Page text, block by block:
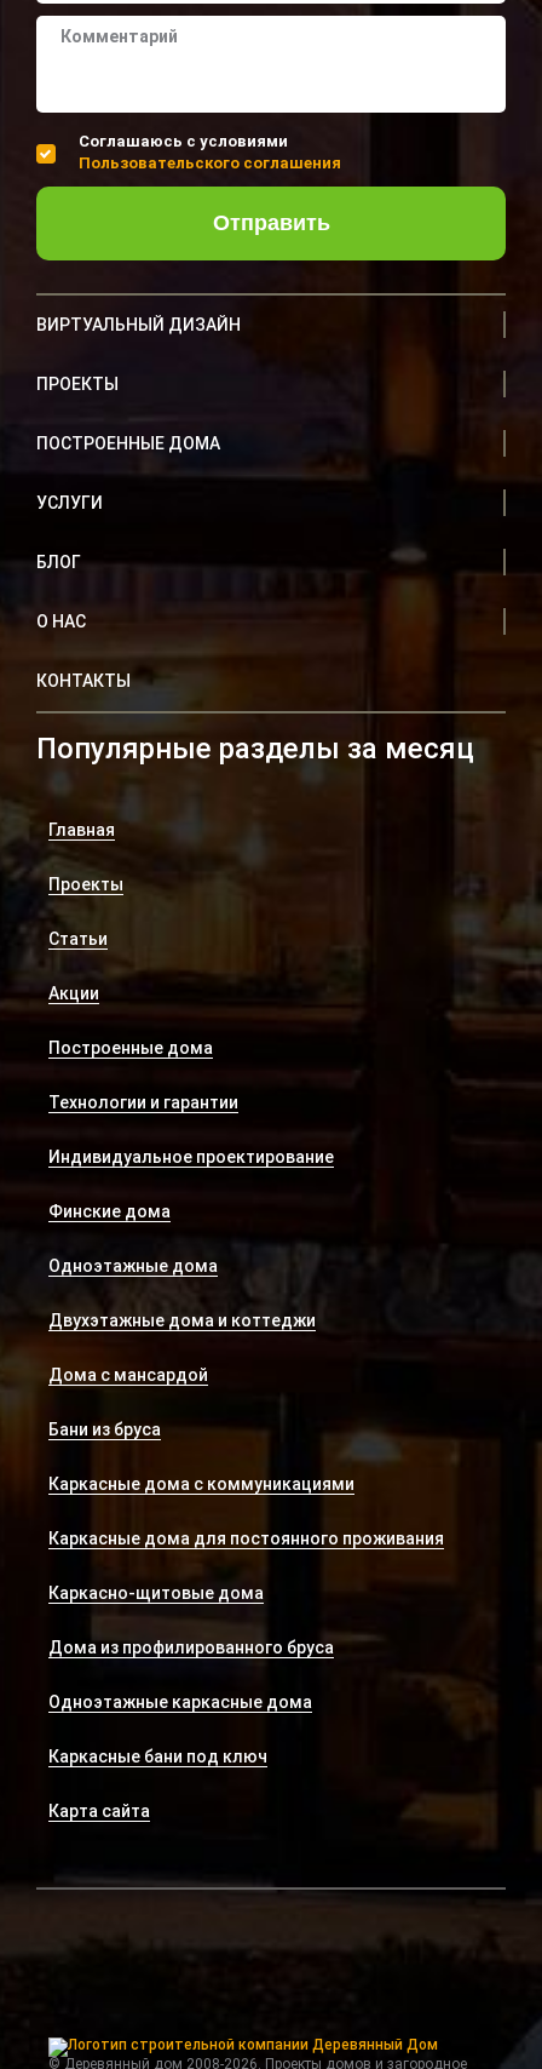
Соглашаюсь с условиями
Пользовательского соглашения
Отправить
ВИРТУАЛЬНЫЙ ДИЗАЙН
ПРОЕКТЫ
ПОСТРОЕННЫЕ ДОМА
УСЛУГИ
БЛОГ
О НАС
КОНТАКТЫ
Популярные разделы за месяц
Главная
Проекты
Статьи
Акции
Построенные дома
Технологии и гарантии
Индивидуальное проектирование
Финские дома
Одноэтажные дома
Двухэтажные дома и коттеджи
Дома с мансардой
Бани из бруса
Каркасные дома с коммуникациями
Каркасные дома для постоянного проживания
Каркасно-щитовые дома
Дома из профилированного бруса
Одноэтажные каркасные дома
Каркасные бани под ключ
Карта сайта
© Деревянный дом 2008-2026. Проекты домов и загородное